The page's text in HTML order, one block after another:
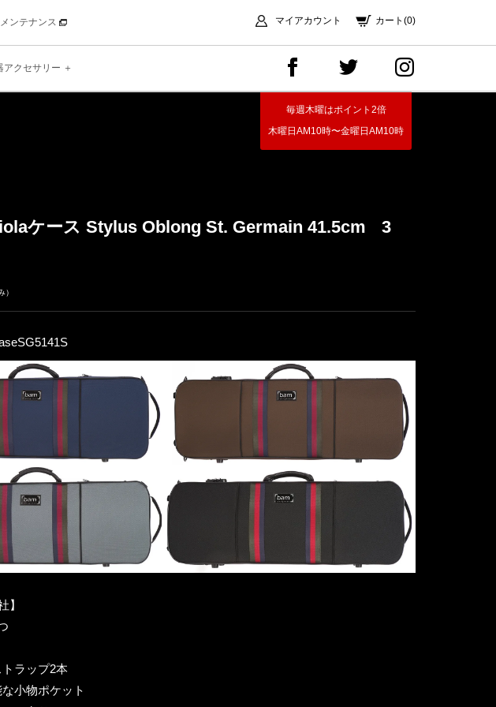
メンテナンス マイアカウント カート(0)
アクセサリー
毎週木曜はポイント2倍
木曜日AM10時〜金曜日AM10時
ケース Stylus Oblong St. Germain 41.5cm
3
）
】
ラップ2本
小物ポケット